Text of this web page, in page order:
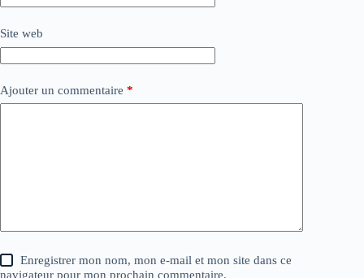
Site web
Ajouter un commentaire *
Enregistrer mon nom, mon e-mail et mon site dans ce
navigateur pour mon prochain commentaire.